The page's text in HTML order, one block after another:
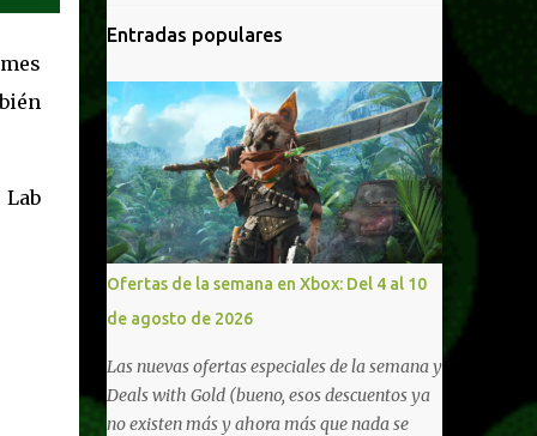
Entradas populares
Ofertas de la semana en Xbox: Del 4 al 10
de agosto de 2026
Las nuevas ofertas especiales de la semana y
Deals with Gold (bueno, esos descuentos ya
no existen más y ahora más que nada se